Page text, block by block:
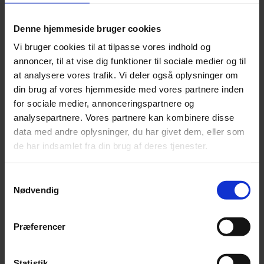
Denne hjemmeside bruger cookies
Vi bruger cookies til at tilpasse vores indhold og
annoncer, til at vise dig funktioner til sociale medier og til
at analysere vores trafik. Vi deler også oplysninger om
din brug af vores hjemmeside med vores partnere inden
for sociale medier, annonceringspartnere og
analysepartnere. Vores partnere kan kombinere disse
data med andre oplysninger, du har givet dem, eller som
de har indsamlet fra din brug af deres tjenester.
Nødvendig
Præferencer
foreslået ophævet.
Forslaget forventes fremsat i februar 2026.